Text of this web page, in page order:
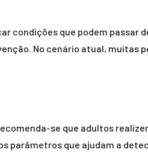
condições que podem passar
No cenário atual, muitas
se que adultos
parâmetros que ajudam a